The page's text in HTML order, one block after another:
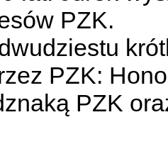
PZK.
PZK:
PZK